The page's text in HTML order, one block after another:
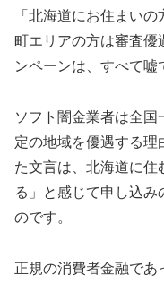
「北海道にお住まい
町エリアの方は審査優
ンペーンは、すべて嘘
ソフト闇金業者は全
定の地域を優遇する理
た文言は、北海道に住
る」と感じて申し込み
のです。
正規の消費者金融で